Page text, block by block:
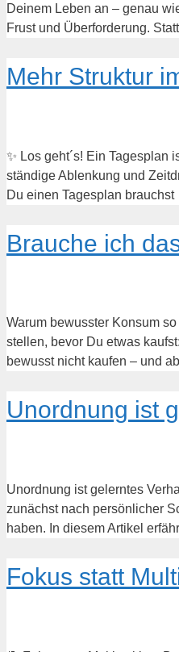
Deinem Leben an – genau
Frust und Überforderung.
Mehr Struktur
✨ Los geht´s! Ein Tagesplan
ständige Ablenkung und
Du einen Tagesplan
Brauche ich
Warum bewusster Konsum
stellen, bevor Du etwas
bewusst nicht kaufen – und
Unordnung ist
Unordnung ist gelerntes
zunächst nach persönlicher
haben. In diesem Artikel
Fokus statt